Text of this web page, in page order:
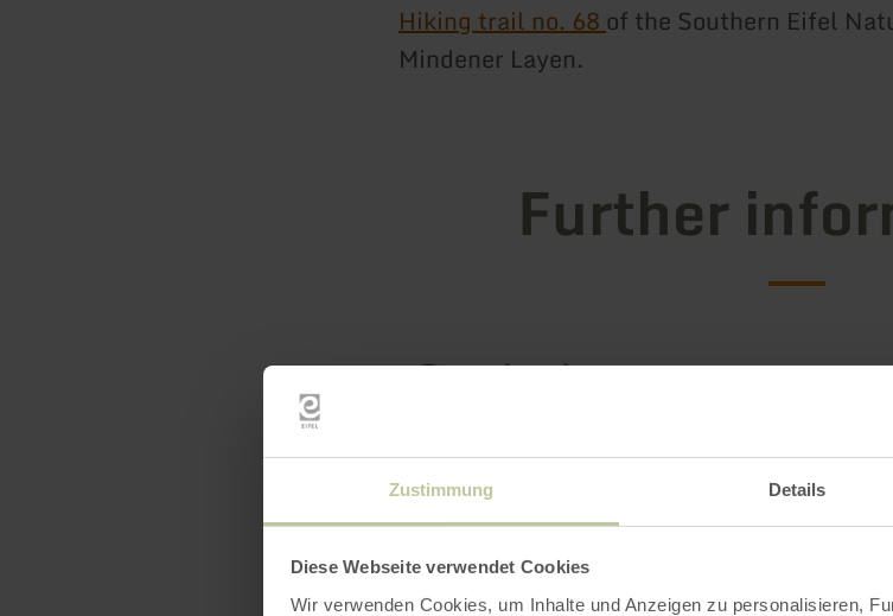
Zustimmung Details
Diese Webseite verwendet Cookies
Wir verwenden Cookies, um Inhalte und Anzeigen zu personalisieren,
Hiking trail no. 68of the Southern Eifel
Mindener Layen.
Further
Opening hours